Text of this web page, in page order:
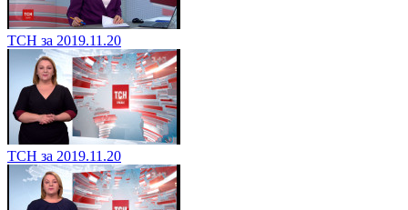
ТСН за 2019.11.20
ТСН за 2019.11.20